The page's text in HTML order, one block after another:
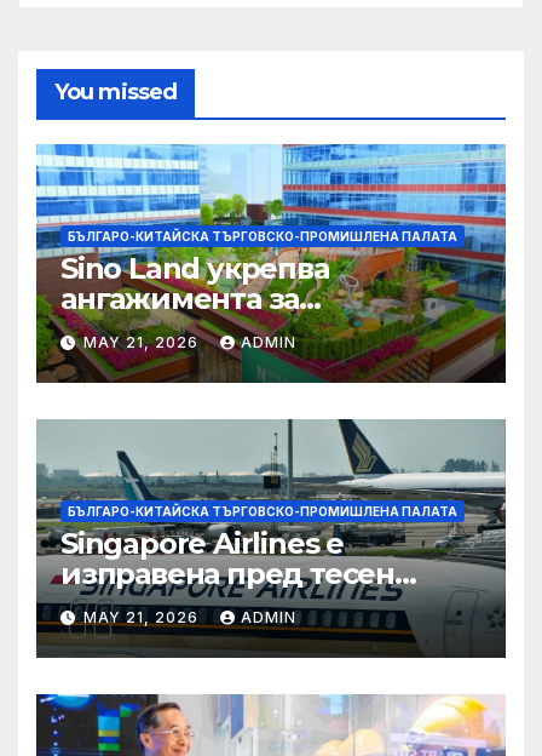
You missed
БЪЛГАРО-КИТАЙСКА ТЪРГОВСКО-ПРОМИШЛЕНА ПАЛАТА
Sino Land укрепва
ангажимента за
устойчивост с глобално
признание
MAY 21, 2026 ADMIN
БЪЛГАРО-КИТАЙСКА ТЪРГОВСКО-ПРОМИШЛЕНА ПАЛАТА
Singapore Airlines е
изправена пред тесен
прозорец за спечелване на
пазарен дял от
конкурентите си от
Персийския залив
MAY 21, 2026 ADMIN